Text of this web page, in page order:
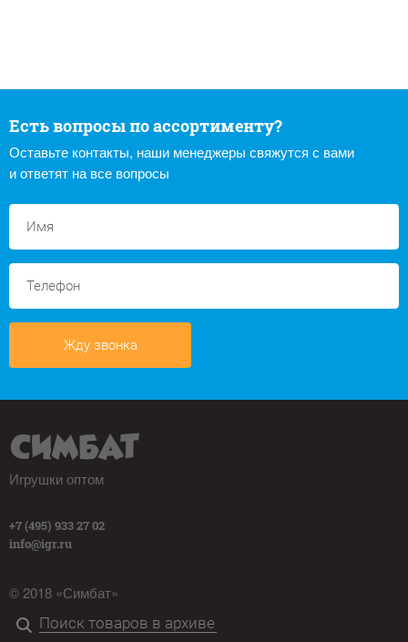
Есть вопросы по ассортименту?
Оставьте контакты, наши менеджеры свяжутся с вами
и ответят на все вопросы
Жду звонка
Игрушки оптом
+7 (495) 933 27 02
info@igr.ru
© 2018 «Симбат»